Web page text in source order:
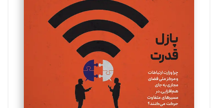
یسنا امان‌پور
تحریریه
ملینا جعفری
تحریریه